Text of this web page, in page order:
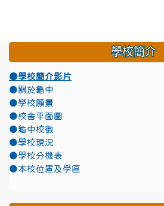
學校簡介
●學校簡介影片
●關於龜中
●學校願景
●校舍平面圖
●龜中校徽
●學校現況
●學校分機表
●本校位置及學區